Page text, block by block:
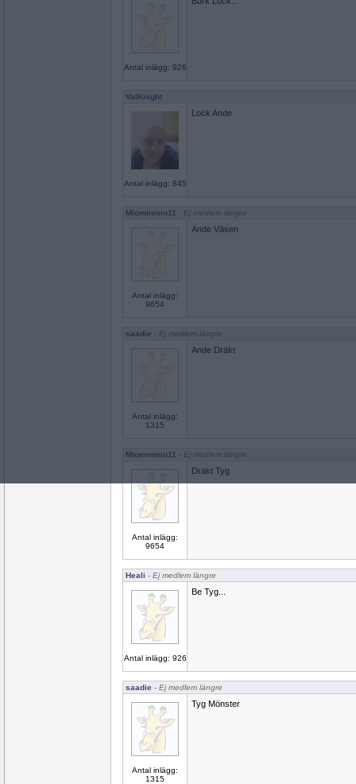
Antal inlägg: 926
ValKnight
Antal inlägg: 845
Lock Ande
Miominmio11 - Ej medlem längre
Antal inlägg:
9654
Ande Väsen
saadie - Ej medlem längre
Antal inlägg:
1315
Ande Dräkt
Miominmio11 - Ej medlem längre
Antal inlägg:
9654
Dräkt Tyg
Heali - Ej medlem längre
Antal inlägg: 926
Be Tyg...
saadie - Ej medlem längre
Antal inlägg:
1315
Tyg Mönster